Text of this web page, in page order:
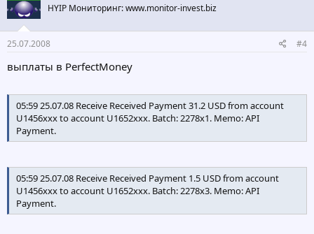
HYIP Мониторинг: www.monitor-invest.biz
25.07.2008 #4
выплаты в PerfectMoney
05:59 25.07.08 Receive Received Payment 31.2 USD from account
U1456xxx to account U1652xxx. Batch: 2278x1. Memo: API
Payment.
05:59 25.07.08 Receive Received Payment 1.5 USD from account
U1456xxx to account U1652xxx. Batch: 2278x3. Memo: API
Payment.